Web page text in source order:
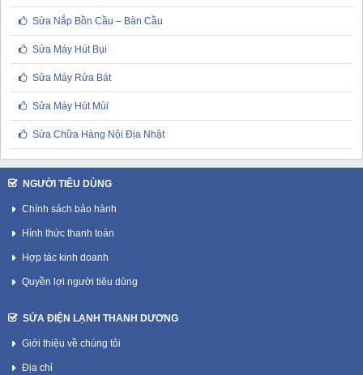
Sửa Nắp Bồn Cầu – Bàn Cầu
Sửa Máy Hút Bụi
Sửa Máy Rửa Bát
Sửa Máy Hút Mùi
Sửa Chữa Hàng Nội Địa Nhật
NGƯỜI TIÊU DÙNG
Chính sách bảo hành
Hình thức thanh toán
Hợp tác kinh doanh
Quyền lợi người tiêu dùng
SỬA ĐIỆN LẠNH THANH DƯƠNG
Giới thiệu về chúng tôi
Địa chỉ